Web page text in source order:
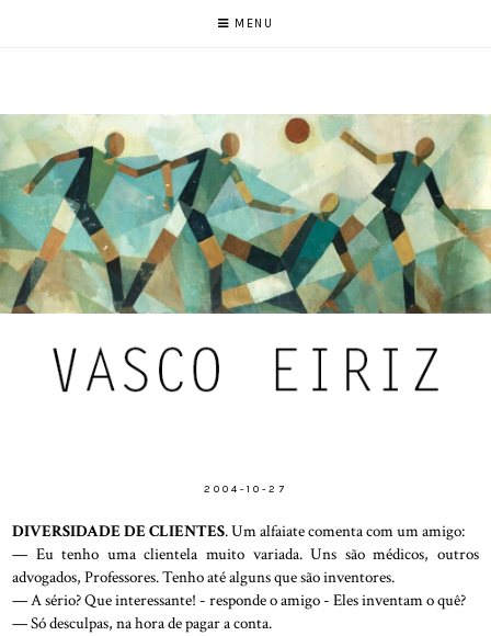
MENU
2004-10-27
DIVERSIDADE DE CLIENTES. Um alfaiate comenta com um amigo:
— Eu tenho uma clientela muito variada. Uns são médicos, outros
advogados, Professores. Tenho até alguns que são inventores.
— A sério? Que interessante! - responde o amigo - Eles inventam o quê?
— Só desculpas, na hora de pagar a conta.